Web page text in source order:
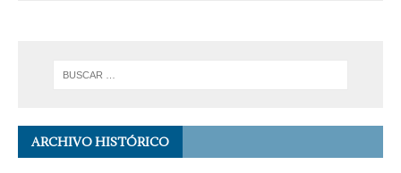
ARCHIVO HISTÓRICO